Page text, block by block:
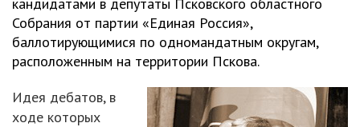
Собрания от партии «Единая Россия»,
баллотирующимися по одномандатным округам,
расположенным на территории Пскова.
Идея дебатов, в
ходе которых